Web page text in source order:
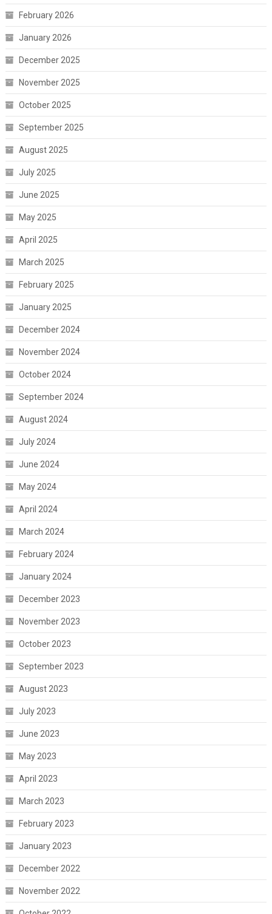
February 2026
January 2026
December 2025
November 2025
October 2025
September 2025
August 2025
July 2025
June 2025
May 2025
April 2025
March 2025
February 2025
January 2025
December 2024
November 2024
October 2024
September 2024
August 2024
July 2024
June 2024
May 2024
April 2024
March 2024
February 2024
January 2024
December 2023
November 2023
October 2023
September 2023
August 2023
July 2023
June 2023
May 2023
April 2023
March 2023
February 2023
January 2023
December 2022
November 2022